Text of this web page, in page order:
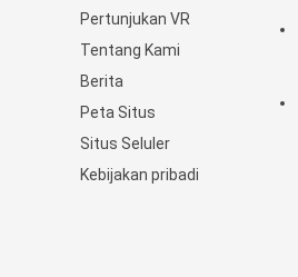
Pertunjukan VR
Tentang Kami
Berita
Peta Situs
Situs Seluler
Kebijakan pribadi